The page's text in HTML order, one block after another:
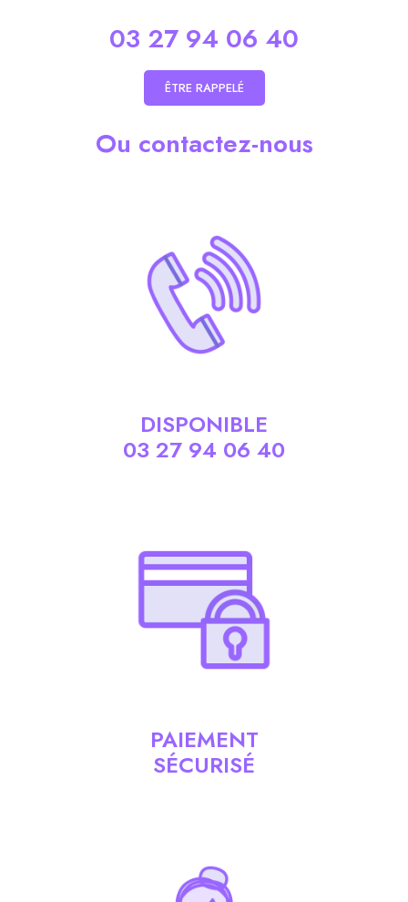
03 27 94 06 40
ÊTRE RAPPELÉ
Ou contactez-nous
DISPONIBLE
03 27 94 06 40
PAIEMENT
SÉCURISÉ